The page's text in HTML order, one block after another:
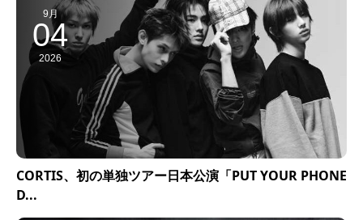
9月
04
2026
CORTIS、初の単独ツアー日本公演「PUT YOUR PHONE
D...